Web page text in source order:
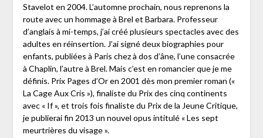
Stavelot en 2004. L’automne prochain, nous reprenons la
route avec un hommage à Brel et Barbara. Professeur
d’anglais à mi-temps, j’ai créé plusieurs spectacles avec des
adultes en réinsertion. J’ai signé deux biographies pour
enfants, publiées à Paris chez à dos d’âne, l’une consacrée
à Chaplin, l’autre à Brel. Mais c’est en romancier que je me
définis. Prix Pages d’Or en 2001 dès mon premier roman («
La Cage Aux Cris »), finaliste du Prix des cinq continents
avec « If », et trois fois finaliste du Prix de la Jeune Critique,
je publierai fin 2013 un nouvel opus intitulé « Les sept
meurtrières du visage ».